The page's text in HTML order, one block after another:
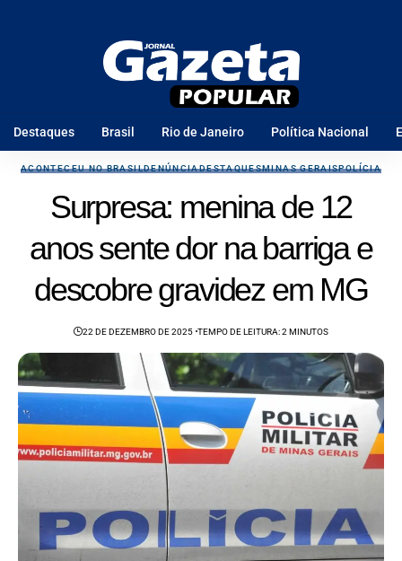
Destaques Brasil Rio de Janeiro Política Nacional
ACONTECEU NO BRASILDENÚNCIADESTAQUESMINAS GERAISPOLÍCIA
Surpresa: menina de 12
anos sente dor na barriga e
descobre gravidez em MG
22 DE DEZEMBRO DE 2025 TEMPO DE LEITURA: 2 MINUTOS